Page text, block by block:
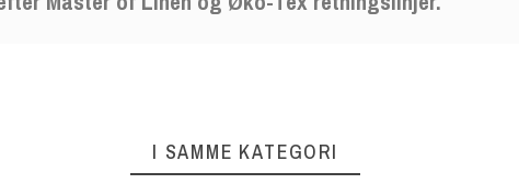
I SAMME KATEGORI